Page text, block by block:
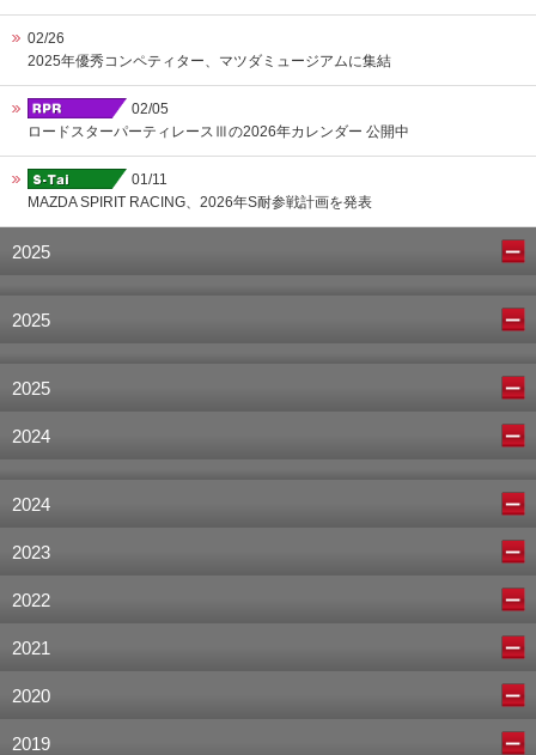
02/26
2025年優秀コンペティター、マツダミュージアムに集結
02/05
ロードスターパーティレースⅢの2026年カレンダー 公開中
01/11
MAZDA SPIRIT RACING、2026年S耐参戦計画を発表
2025
2025
2025
2024
2024
2023
2022
2021
2020
2019